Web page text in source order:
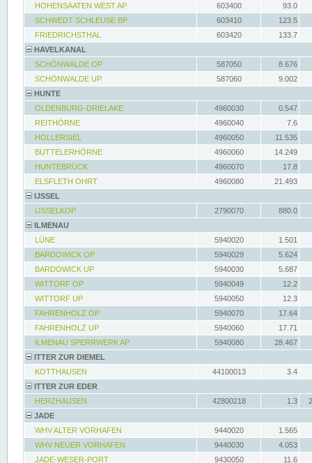
HOHENSAATEN WEST AP
603400
93.0
SCHWEDT SCHLEUSE BP
603410
123.5
FRIEDRICHSTHAL
603420
133.7
HAVELKANAL
SCHÖNWALDE OP
587050
8.676
SCHÖNWALDE UP
587060
9.002
HUNTE
OLDENBURG-DRIELAKE
4960030
0.547
REITHÖRNE
4960040
7.6
HOLLERSIEL
4960050
11.535
BUTTELERHÖRNE
4960060
14.249
HUNTEBRÜCK
4960070
17.8
ELSFLETH OHRT
4960080
21.493
IJSSEL
IJSSELKOP
2790070
880.0
ILMENAU
LÜNE
5940020
1.501
BARDOWICK OP
5940029
5.624
BARDOWICK UP
5940030
5.687
WITTORF OP
5940049
12.2
WITTORF UP
5940050
12.3
FAHRENHOLZ OP
5940070
17.64
FAHRENHOLZ UP
5940060
17.71
ILMENAU SPERRWERK AP
5940080
28.467
ITTER ZUR DIEMEL
KOTTHAUSEN
44100013
3.4
ITTER ZUR EDER
HERZHAUSEN
42800218 1.3
JADE
WHV ALTER VORHAFEN
9440020
1.565
WHV NEUER VORHAFEN
9440030
4.053
JADE-WESER-PORT
9430050
11.6